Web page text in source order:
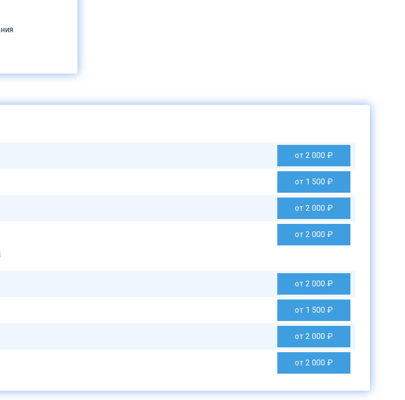
от 2 000 ₽
от 1 500 ₽
от 2 000 ₽
от 2 000 ₽
от 2 000 ₽
от 1 500 ₽
от 2 000 ₽
от 2 000 ₽